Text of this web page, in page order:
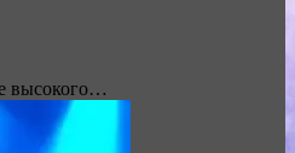
высокого…